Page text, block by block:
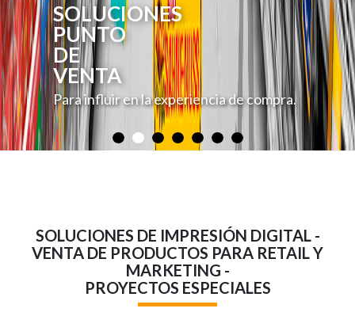
SOLUCIONES
PUNTO
DE
VENTA
Para influir en la experiencia de compra.
SOLUCIONES DE IMPRESIÓN DIGITAL -
VENTA DE PRODUCTOS PARA RETAIL Y
MARKETING -
PROYECTOS ESPECIALES